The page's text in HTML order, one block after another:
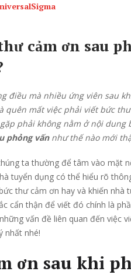
cảm ơn sau
điều mà nhiều ứng viên sau
quên mất việc phải viết bức
phải không nằm ở nội
phỏng vấnnhư thế nào mới
ta thường để tâm vào mặt
tuyển dụng có thể hiểu rõ
thư cảm ơn hay và khiến
cẩn thận để viết đó chính là
vấn đề liên quan đến việc
nhất nhé!
ơn sau khi